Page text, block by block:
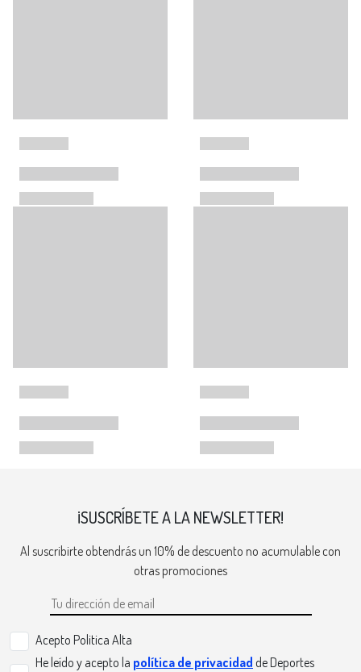
¡SUSCRÍBETE A LA NEWSLETTER!
Al suscribirte obtendrás un 10% de descuento no acumulable con
otras promociones
Acepto Politica Alta
He leído y acepto la política de privacidad de Deportes